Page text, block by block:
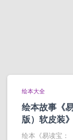
绘本大全
绘本故事《
版）软皮装
绘本《易读宝：